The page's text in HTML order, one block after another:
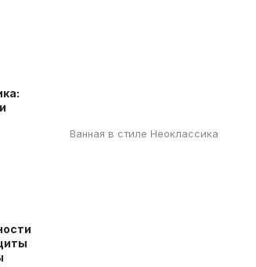
Ванная в стиле Неоклассика